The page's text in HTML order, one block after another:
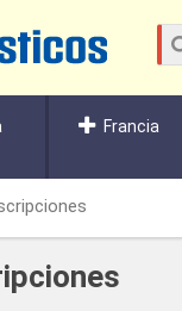
Francia